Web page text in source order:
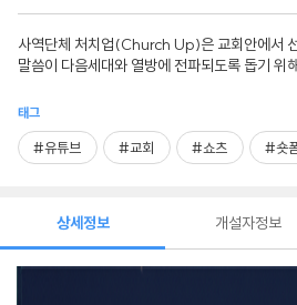
사역단체 처치업(Church Up)은 교회안에서
말씀이 다음세대와 열방에 전파되도록 돕기 위
태그
#유튜브 #교회 #쇼츠 #숏
상세정보 개설자정보